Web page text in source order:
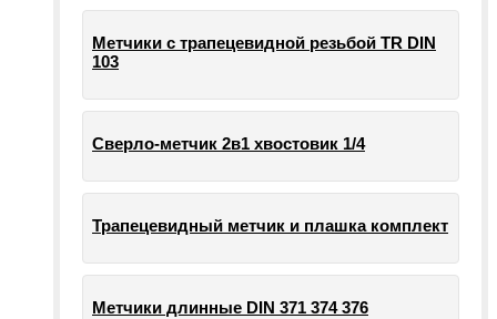
Метчики с трапецевидной резьбой TR DIN
103
Сверло-метчик 2в1 хвостовик 1/4
Трапецевидный метчик и плашка комплект
Метчики длинные DIN 371 374 376